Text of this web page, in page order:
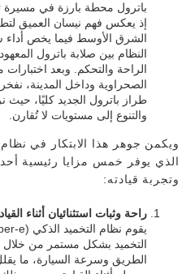
باترول محطة بارزة في مسيرة
إذ يعكس فهم نيسان العميق
الشرق الأوسط فيما يخص أداء
النظام بين صلابة باترول
الراحة والتحكم. وبعد
الصحراوية وداخل المدينة،
طراز باترول الجديد كليًا، حيث
والتنوع إلى مستويات لا تُقارن.
ويكمن جوهر هذا الابتكار في
الذي يوفر خمس مزايا رئيسية
وتجربة قيادته:
راحة وثبات استثنائيان أثناء
التخميد بشكل مستمر من خلال
الطريق وسرعة السيارة، ما